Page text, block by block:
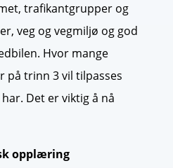
trafikantgrupper og
veg og vegmiljø og god
Hvor mange
på trinn 3 vil tilpasses
Det er viktig å nå
opplæring